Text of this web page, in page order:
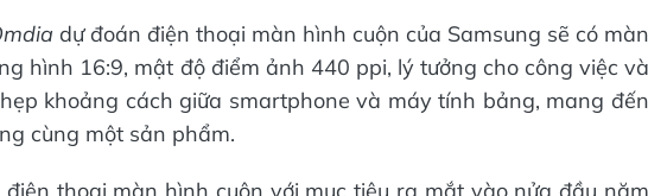
dự đoán điện thoại màn hình cuộn của Samsung sẽ có màn
hình 16:9, mật độ điểm ảnh 440 ppi, lý tưởng cho công việc và
khoảng cách giữa smartphone và máy tính bảng, mang đến
cùng một sản phẩm.